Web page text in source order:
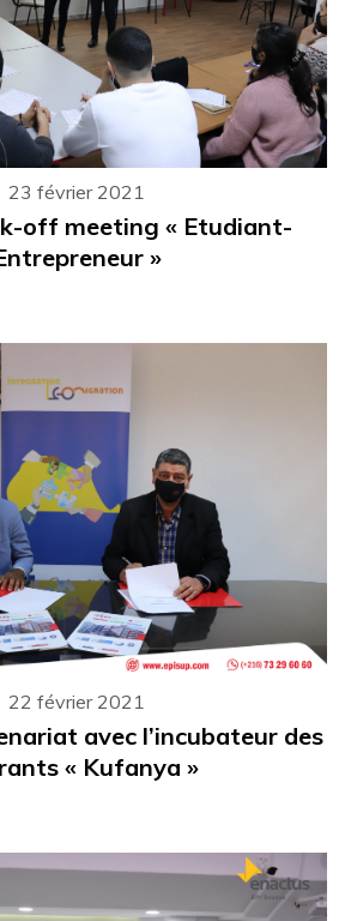
23 février 2021
off meeting « Etudiant-
»
22 février 2021
avec l’incubateur des
« Kufanya »